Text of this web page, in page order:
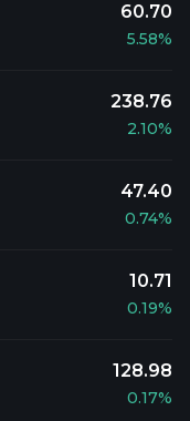
60.70
5.58%
238.76
2.10%
47.40
0.74%
10.71
0.19%
128.98
0.17%